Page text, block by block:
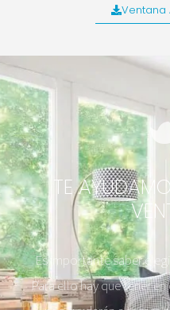
Ventana
TE
Es importante saber
Para ello hay que tener